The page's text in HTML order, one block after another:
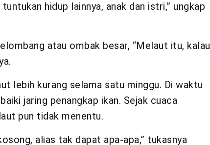
hidup lainnya, anak dan istri,” ungkap
atau ombak besar, “Melaut itu, kalau
lebih kurang selama satu minggu. Di waktu
jaring penangkap ikan. Sejak cuaca
pun tidak menentu.
alias tak dapat apa-apa,” tukasnya